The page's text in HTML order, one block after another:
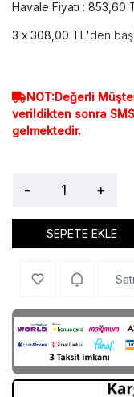
Havale Fiyatı : 853,60
308,00 TL'den
NOT:Değerli
verildikten sonra
gelmektedir.
- +
SEPETE EKLE